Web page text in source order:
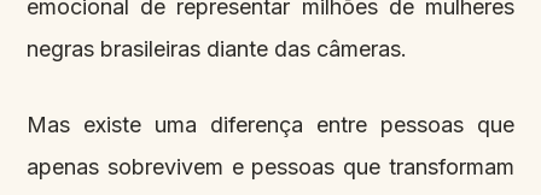
emocional de representar milhões de mulheres
negras brasileiras diante das câmeras.
Mas existe uma diferença entre pessoas que
apenas sobrevivem e pessoas que transformam